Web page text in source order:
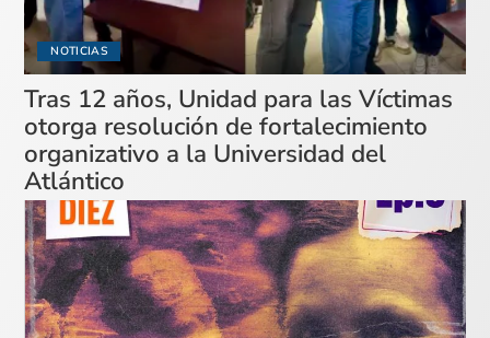
NOTICIAS
Tras 12 años, Unidad para las Víctimas
otorga resolución de fortalecimiento
organizativo a la Universidad del
Atlántico